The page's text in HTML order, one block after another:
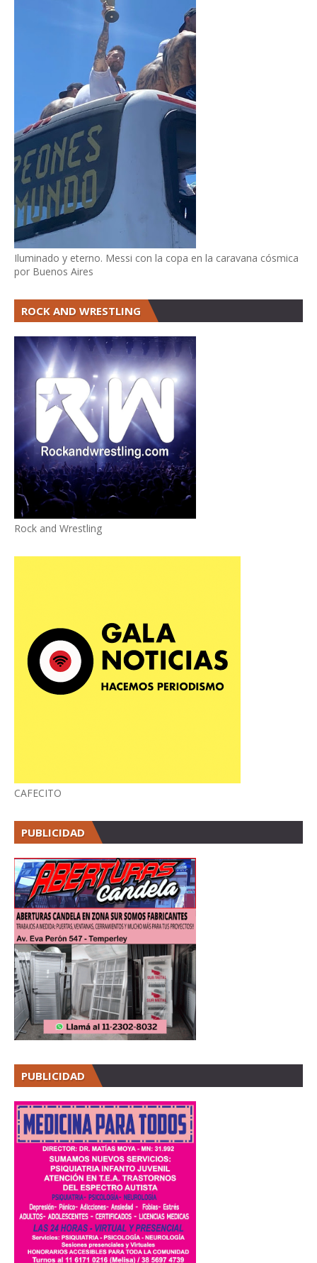
Iluminado y eterno. Messi con la copa en la caravana cósmica
por Buenos Aires
ROCK AND WRESTLING
Rock and Wrestling
CAFECITO
PUBLICIDAD
PUBLICIDAD